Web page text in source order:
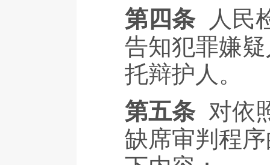
第四条
人民
告知犯罪嫌
托辩护人。
第五条 对依
缺席审判程